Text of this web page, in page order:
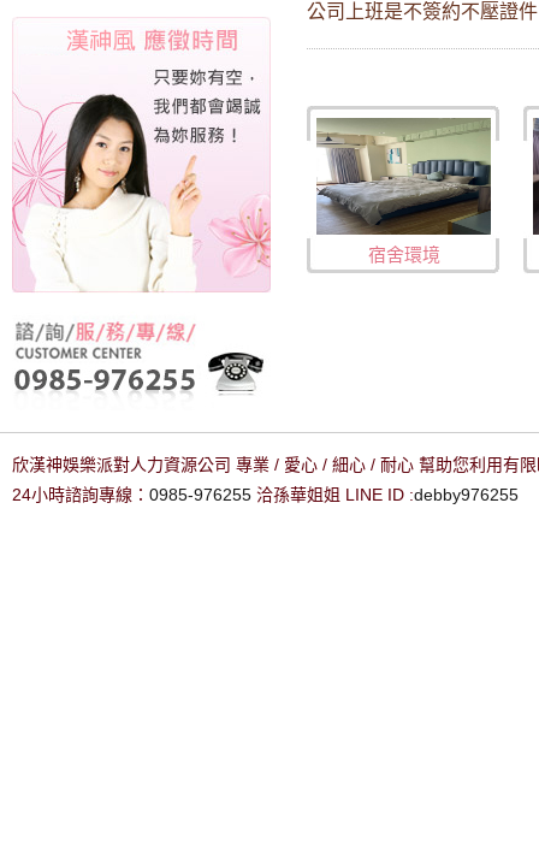
公司上班是不簽約不壓證
宿舍環境
欣漢神娛樂派對人力資源公司 專業 / 愛心 / 細心 / 耐心 幫助您利用有
24小時諮詢專線： 0985-976255 洽孫華姐姐 LINE ID :debby976255